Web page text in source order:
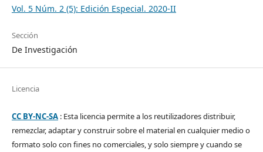
Vol. 5 Núm. 2 (5): Edición Especial. 2020-II
Sección
De Investigación
Licencia
CC BY-NC-SA: Esta licencia permite a los reutilizadores distribuir,
remezclar, adaptar y construir sobre el material en cualquier medio o
formato solo con fines no comerciales, y solo siempre y cuando se